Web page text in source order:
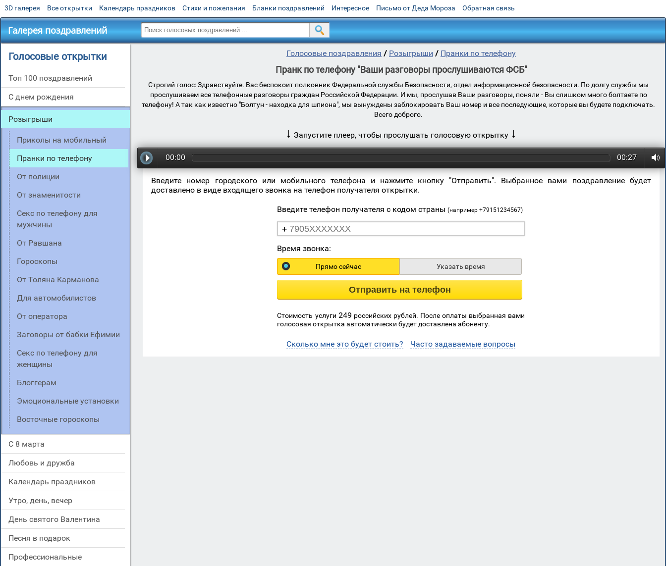
3D галерея Все открытки Календарь праздников Стихи и пожелания Бланки поздравлений Интересное Письмо от Деда Мороза Обратная связь
Галерея поздравлений
Голосовые открытки
Топ 100 поздравлений
С днем рождения
Розыгрыши
Приколы на мобильный
Пранки по телефону
От полиции
От знаменитости
Секс по телефону для
мужчины
От Равшана
Гороскопы
От Толяна Карманова
Для автомобилистов
От оператора
Заговоры от бабки Ефимии
Секс по телефону для
женщины
Блоггерам
Эмоциональные установки
Восточные гороскопы
С 8 марта
Любовь и дружба
Календарь праздников
Утро, день, вечер
День святого Валентина
Песня в подарок
Профессиональные
Голосовые поздравления / Розыгрыши / Пранки по телефону
Пранк по телефону "Ваши разговоры прослушиваются ФСБ"
Строгий голос: Здравствуйте. Вас беспокоит полковник Федеральной службы Безопасности, отдел информационной безопасности. По долгу службы мы
прослушиваем все телефонные разговоры граждан Российской Федерации. И мы, прослушав Ваши разговоры, поняли - Вы слишком много болтаете по
телефону! А так как известно "Болтун - находка для шпиона", мы вынуждены заблокировать Ваш номер и все последующие, которые вы будете подключать.
Всего доброго.
↓ Запустите плеер, чтобы прослушать голосовую открытку ↓
00:00 00:27
Введите номер городского или мобильного телефона и нажмите кнопку "Отправить". Выбранное вами поздравление будет
доставлено в виде входящего звонка на телефон получателя открытки.
Введите телефон получателя с кодом страны(например +79151234567)
+
Время звонка:
Прямо сейчас Указать время
Отправить на телефон
Стоимость услуги 249 российских рублей. После оплаты выбранная вами
голосовая открытка автоматически будет доставлена абоненту.
Сколько мне это будет стоить? Часто задаваемые вопросы